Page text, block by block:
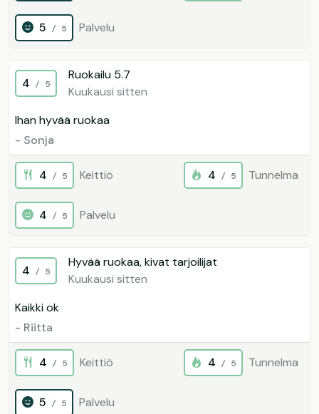
5 / 5 Palvelu
4 / 5
Ruokailu 5.7
Kuukausi sitten
Ihan hyvää ruokaa
- Sonja
4 / 5 Keittiö 4 / 5 Tunnelma
4 / 5 Palvelu
4 / 5
Hyvää ruokaa, kivat tarjoilijat
Kuukausi sitten
Kaikki ok
- Riitta
4 / 5 Keittiö 4 / 5 Tunnelma
5 / 5 Palvelu